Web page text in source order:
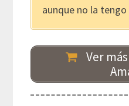
aunque no la
Ver